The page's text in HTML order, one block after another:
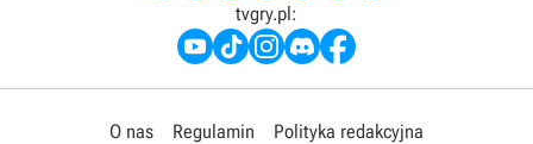
tvgry.pl:
O nas Regulamin
Polityka redakcyjna